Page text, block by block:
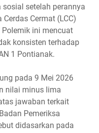
setelah perannya
Cermat (LCC)
ini mencuat
1 Pontianak.
pada 9 Mei 2026
nilai minus lima
jawaban terkait
Pemeriksa
didasarkan pada